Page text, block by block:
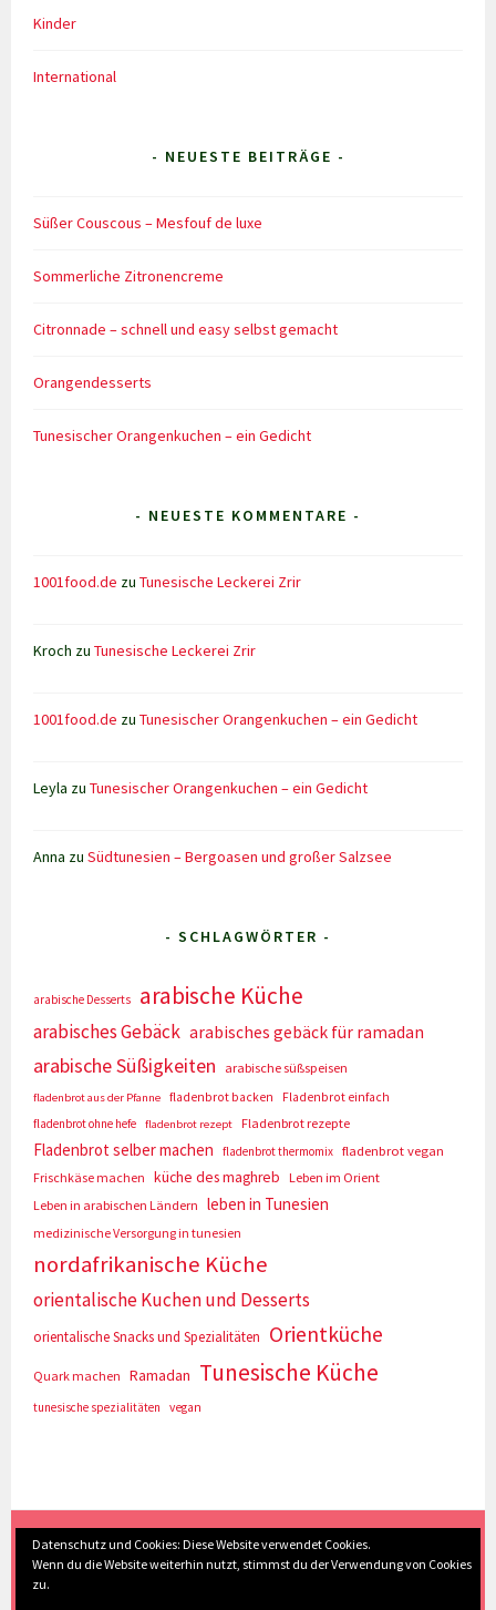
Kinder
International
- NEUESTE BEITRÄGE -
Süßer Couscous – Mesfouf de luxe
Sommerliche Zitronencreme
Citronnade – schnell und easy selbst gemacht
Orangendesserts
Tunesischer Orangenkuchen – ein Gedicht
- NEUESTE KOMMENTARE -
1001food.de zuTunesische Leckerei Zrir
Kroch zuTunesische Leckerei Zrir
1001food.de zuTunesischer Orangenkuchen – ein Gedicht
Leyla zuTunesischer Orangenkuchen – ein Gedicht
Anna zuSüdtunesien – Bergoasen und großer Salzsee
- SCHLAGWÖRTER -
arabische Desserts arabische Küche
arabisches Gebäck arabisches gebäck für ramadan
arabische Süßigkeiten arabische süßspeisen
fladenbrot aus der Pfanne fladenbrot backen
Fladenbrot einfach
fladenbrot ohne hefe
fladenbrot rezept Fladenbrot rezepte
Fladenbrot selber machen fladenbrot thermomix fladenbrot vegan
Frischkäse machen
küche des maghreb
Leben im Orient
Leben in arabischen Ländern
leben in Tunesien
medizinische Versorgung in tunesien
nordafrikanische Küche
orientalische Kuchen und Desserts
orientalische Snacks und Spezialitäten Orientküche
Quark machen Ramadan Tunesische Küche
tunesische spezialitäten vegan
(c) Eva Seyberth|Home|Impressum/Datenschutz
Inhaltsverzeichnis|Kontakt|Nach Oben
Datenschutz und Cookies: Diese Website verwendet Cookies.
Wenn du die Website weiterhin nutzt, stimmst du der Verwendung von Cookies
zu.